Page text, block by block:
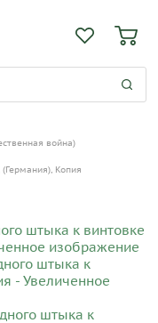
война)
Копия